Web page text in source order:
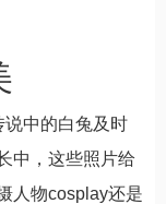
说中的白兔及时
中，这些照片给
人物cosplay还是